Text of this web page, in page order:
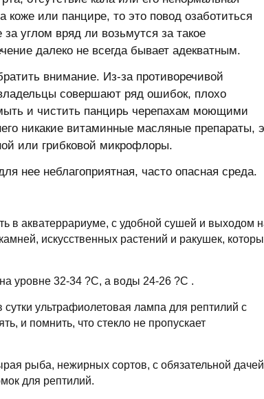
коже или панцире, то это повод озаботиться
углом вряд ли возьмутся за такое
далеко не всегда бывает адекватным.
внимание. Из-за противоречивой
совершают ряд ошибок, плохо
и чистить панцирь черепахам моющими
никакие витаминные масляные препараты,
или грибковой микрофлоры.
нее неблагоприятная, часто опасная среда.
в акватеррариуме, с удобной сушей и выходом
искусственных растений и ракушек,
уровне 32-34 ?С, а воды 24-26 ?С .
ультрафиолетовая лампа для рептилий с
и помнить, что стекло не пропускает
рыба, нежирных сортов, с обязательной
для рептилий.